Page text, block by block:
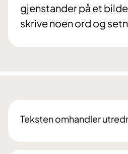
gjenstander på et
skrive noen ord og
Teksten omhandler